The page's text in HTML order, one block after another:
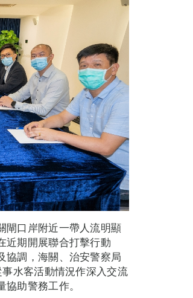
閘口岸附近一帶人流明顯
近期開展聯合打擊行動
協調，海關、治安警察局
水客活動情況作深入交流
助警務工作。